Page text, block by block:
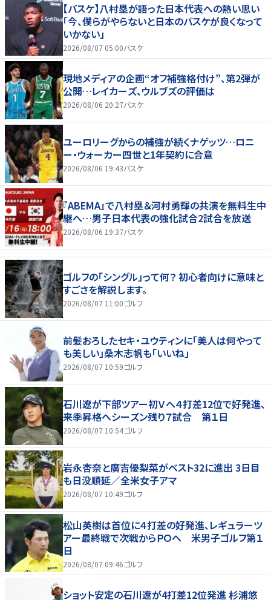
【バスケ】八村塁が語った日本代表への熱い思い
「今、僕らがやらないと日本のバスケが良くなって
いかない」
2026/08/07 05:00バスケ
現地メディアの企画“オフ補強格付け”、第2弾が
公開…レイカーズ、ウルブズの評価は
2026/08/06 20:27バスケ
ユーロリーグからの補強が続くナゲッツ…ロニ
ー・ウォーカー四世と1年契約に合意
2026/08/06 19:43バスケ
『ABEMA』で八村塁＆河村勇輝の共演を無料生中
継へ…男子日本代表の強化試合2試合を放送
2026/08/06 19:37バスケ
ゴルフの「シングル」って何？ 初心者向けに意味と
すごさを解説します。
2026/08/07 11:00ゴルフ
前髪おろしたセキ・ユウティンに「美人は何やって
も美しい」桑木志帆も「いいね」
2026/08/07 10:59ゴルフ
石川遼が下部ツアー初Ｖへ４打差12位で好発進、
来季昇格へシーズン残り７試合 第１日
2026/08/07 10:54ゴルフ
岩永杏奈と廣吉優梨菜がベスト32に進出 3日目
も日没順延／全米女子アマ
2026/08/07 10:49ゴルフ
松山英樹は首位に４打差の好発進、レギュラーツ
アー最終戦で次戦からＰＯへ 米男子ゴルフ第１
日
2026/08/07 09:46ゴルフ
ショット安定の石川遼が4打差12位発進 杉浦悠